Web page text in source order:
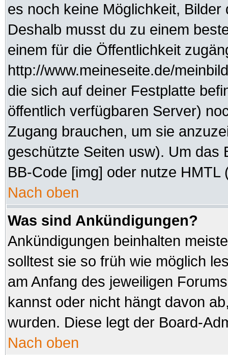
es noch keine Möglichkeit,
Deshalb musst du zu einem
einem für die Öffentlichkeit
http://www.meineseite.de/
die sich auf deiner Festplatte
öffentlich verfügbaren Server)
Zugang brauchen, um sie
geschützte Seiten usw). Um das
BB-Code [img] oder nutze HMTL
Nach oben
Was sind Ankündigungen?
Ankündigungen beinhalten
solltest sie so früh wie möglich
am Anfang des jeweiligen
kannst oder nicht hängt davon
wurden. Diese legt der Board-
Nach oben